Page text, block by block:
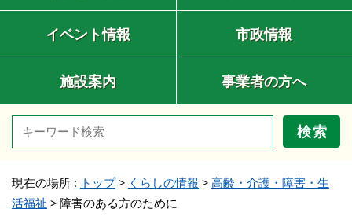
イベント情報 市政情報
施設案内 事業者の方へ
検索
現在の場所 : トップ> くらしの情報 > 高齢・介護・障害・生
活福祉 > 障害のある方のために